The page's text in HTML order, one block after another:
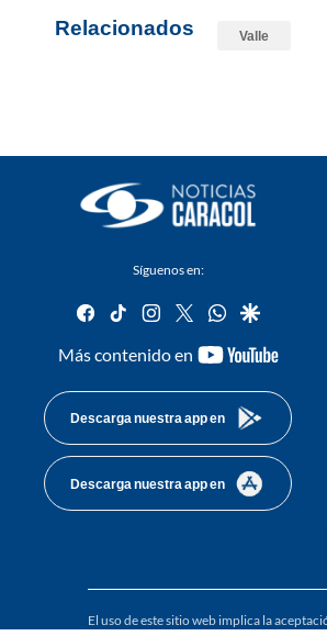
Relacionados Valle
Síguenos en:
facebook
tiktok instagram
twitterwhatsapp
google
Más contenido en
Descarga nuestra app en
Descarga nuestra app en
El uso de este sitio web implica la